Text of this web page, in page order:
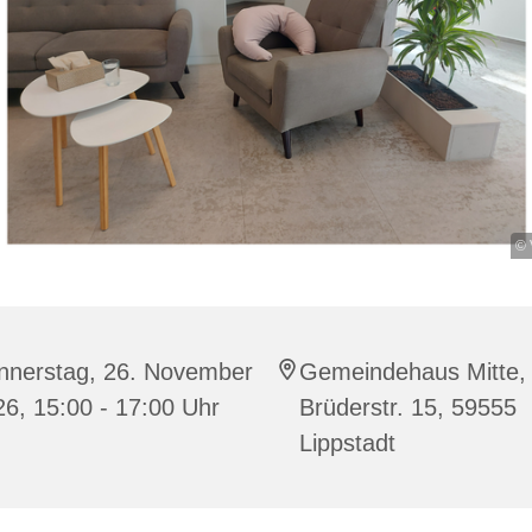
©
26. November
15:00 - 17:00 Uhr
Gemeindehaus Mitte,
Brüderstr. 15, 59555
Lippstadt